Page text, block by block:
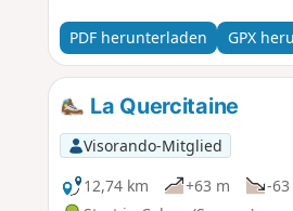
PDF herunterladen GPX
La Quercitaine
Visorando-Mitglied
12,74 km
+63 m -